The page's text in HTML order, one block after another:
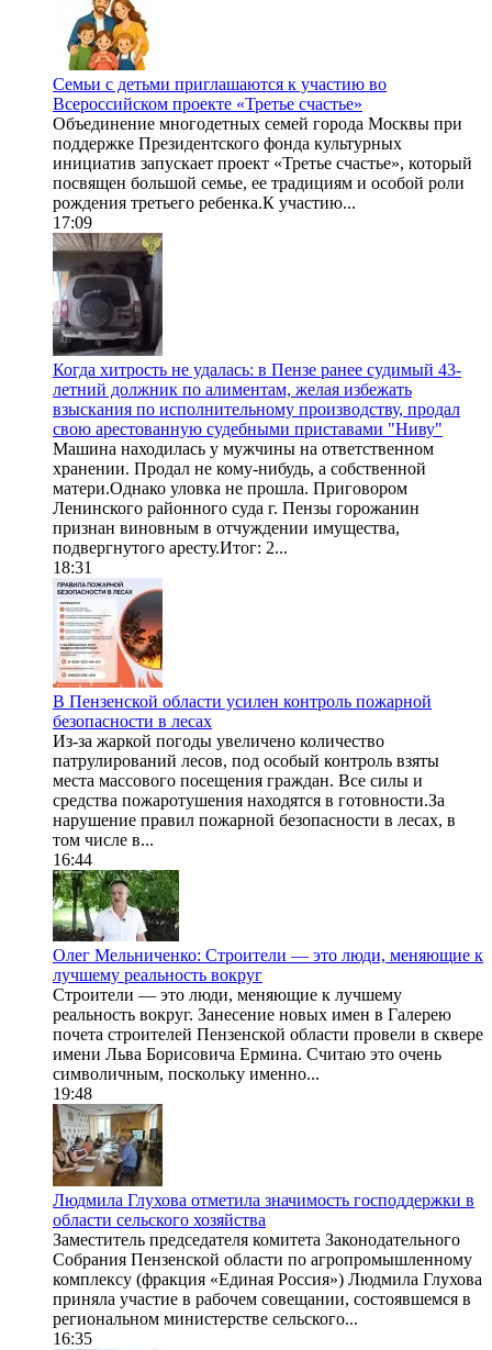
Семьи с детьми приглашаются к участию во
Всероссийском проекте «Третье счастье»
Объединение многодетных семей города Москвы при
поддержке Президентского фонда культурных
инициатив запускает проект «Третье счастье», который
посвящен большой семье, ее традициям и особой роли
рождения третьего ребенка.К участию...
17:09
Когда хитрость не удалась: в Пензе ранее судимый 43-
летний должник по алиментам, желая избежать
взыскания по исполнительному производству, продал
свою арестованную судебными приставами "Ниву"
Машина находилась у мужчины на ответственном
хранении. Продал не кому-нибудь, а собственной
матери.Однако уловка не прошла. Приговором
Ленинского районного суда г. Пензы горожанин
признан виновным в отчуждении имущества,
подвергнутого аресту.Итог: 2...
18:31
В Пензенской области усилен контроль пожарной
безопасности в лесах
Из-за жаркой погоды увеличено количество
патрулирований лесов, под особый контроль взяты
места массового посещения граждан. Все силы и
средства пожаротушения находятся в готовности.За
нарушение правил пожарной безопасности в лесах, в
том числе в...
16:44
Олег Мельниченко: Строители — это люди, меняющие к
лучшему реальность вокруг
Строители — это люди, меняющие к лучшему
реальность вокруг. Занесение новых имен в Галерею
почета строителей Пензенской области провели в сквере
имени Льва Борисовича Ермина. Считаю это очень
символичным, поскольку именно...
19:48
Людмила Глухова отметила значимость господдержки в
области сельского хозяйства
Заместитель председателя комитета Законодательного
Собрания Пензенской области по агропромышленному
комплексу (фракция «Единая Россия») Людмила Глухова
приняла участие в рабочем совещании, состоявшемся в
региональном министерстве сельского...
16:35